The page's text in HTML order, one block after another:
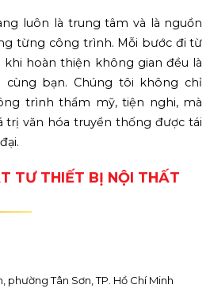
luôn là trung tâm và là nguồn
từng công trình. Mỗi bước đi từ
hoàn thiện không gian đều là
bạn. Chúng tôi không chỉ
trình thẩm mỹ, tiện nghi, mà
trị văn hóa truyền thống được tái
TƯ THIẾT BỊ NỘI THẤT
phường Tân Sơn, TP. Hồ Chí Minh